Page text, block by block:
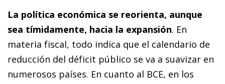
La política económica se reorienta, aunque
sea tímidamente, hacia la expansión. En
materia fiscal, todo indica que el calendario de
reducción del déficit público se va a suavizar en
numerosos países. En cuanto al BCE, en los